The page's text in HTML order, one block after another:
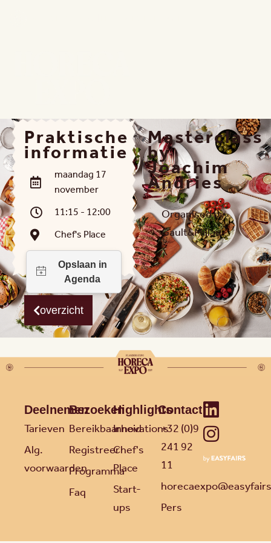
Praktische
informatie
maandag 17
november
11:15 - 12:00
Chef's Place
overzicht
Masterclass
by
Joachim
Andries
Organised by
Gault&Millau.
Deelnemen
Tarieven
Alg.
voorwaarden
Bezoeken
Bereikbaarheid
Registreer
Programma
Faq
Highlights
Innovations
Chef's
Place
Start-
ups
Contact
+32 (0)9
241 92
11
Pers